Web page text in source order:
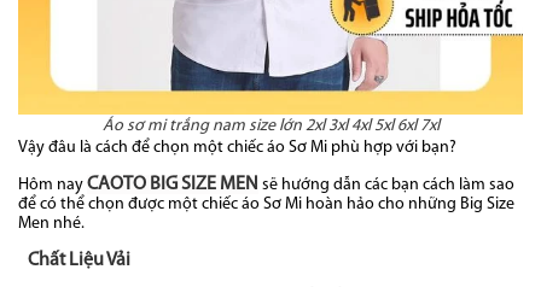
Áo sơ mi trắng nam size lớn 2xl 3xl 4xl 5xl 6xl 7xl
Vậy đâu là cách để chọn một chiếc áo Sơ Mi phù hợp với bạn?
Hôm nay CAOTO BIG SIZE MEN sẽ hướng dẫn các bạn cách làm sao
để có thể chọn được một chiếc áo Sơ Mi hoàn hảo cho những Big Size
Men nhé.
Chất Liệu Vải